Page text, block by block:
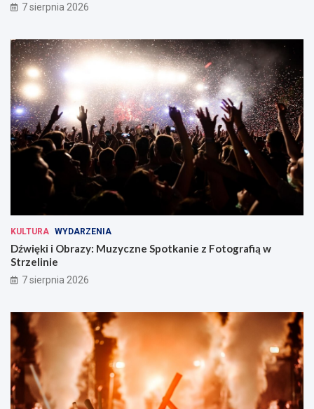
7 sierpnia 2026
KULTURA WYDARZENIA
Dźwięki i Obrazy: Muzyczne Spotkanie z Fotografią w
Strzelinie
7 sierpnia 2026